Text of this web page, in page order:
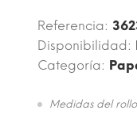
Referencia:
Disponibilidad:
Categoría:
Medidas del